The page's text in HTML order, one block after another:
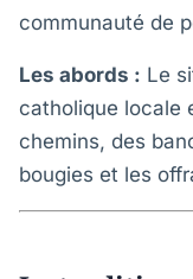
communauté de
Les abords : Le
catholique locale
chemins, des
bougies et les